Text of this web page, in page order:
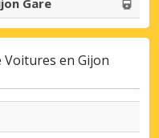
Gare
en Gijon